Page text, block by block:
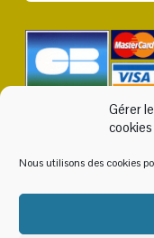
Gérer
cookies
Nous utilisons des cookies